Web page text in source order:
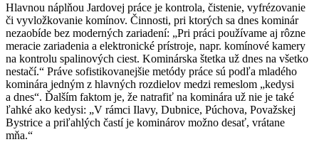
Hlavnou náplňou Jardovej práce je kontrola, čistenie, vyfrézovanie
či vyvložkovanie komínov. Činnosti, pri ktorých sa dnes kominár
nezaobíde bez moderných zariadení: „Pri práci používame aj rôzne
meracie zariadenia a elektronické prístroje, napr. komínové kamery
na kontrolu spalinových ciest. Kominárska štetka už dnes na všetko
nestačí.“ Práve sofistikovanejšie metódy práce sú podľa mladého
kominára jedným z hlavných rozdielov medzi remeslom „kedysi
a dnes“. Ďalším faktom je, že natrafiť na kominára už nie je také
ľahké ako kedysi: „V rámci Ilavy, Dubnice, Púchova, Považskej
Bystrice a priľahlých častí je kominárov možno desať, vrátane
mňa.“